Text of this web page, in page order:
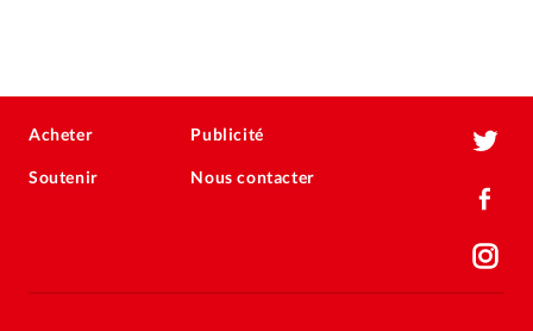
Acheter
Soutenir
Publicité
Nous contacter